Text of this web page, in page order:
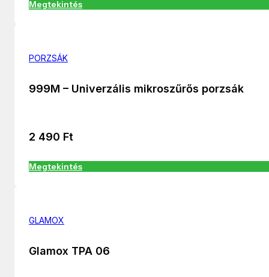
Megtekintés
PORZSÁK
999M – Univerzális mikroszűrős porzsák
2 490 Ft
Megtekintés
GLAMOX
Glamox TPA 06